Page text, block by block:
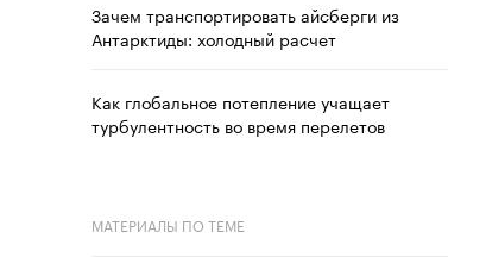
Зачем транспортировать айсберги из
Антарктиды: холодный расчет
Как глобальное потепление учащает
турбулентность во время перелетов
МАТЕРИАЛЫ ПО ТЕМЕ